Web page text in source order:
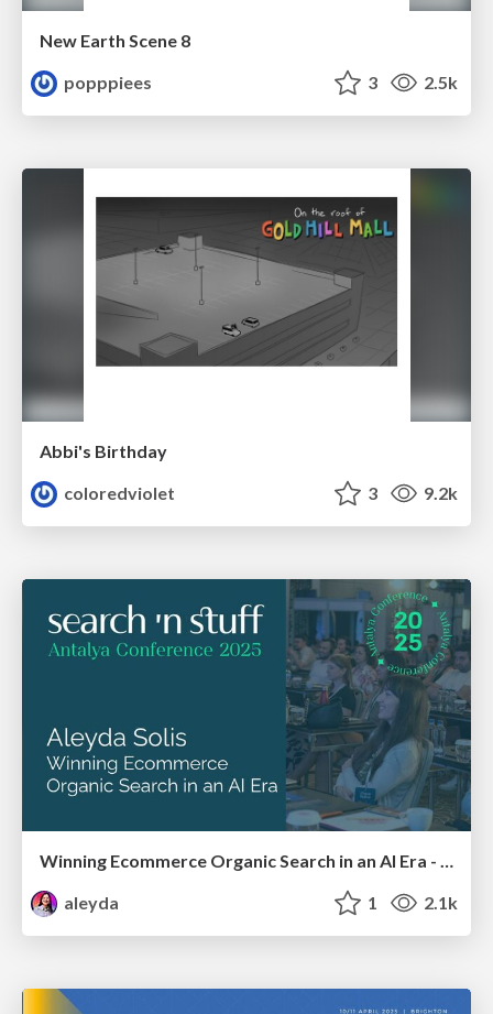
New Earth Scene 8
popppiees
3 2.5k
Abbi's Birthday
coloredviolet
3 9.2k
Winning Ecommerce Organic Search in an AI Era - #searchnstuff2025
aleyda
1 2.1k